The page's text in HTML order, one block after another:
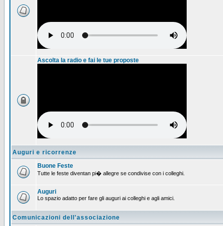
Ascolta la radio e fai le tue proposte
Auguri e ricorrenze
Buone Feste
Tutte le feste diventan pi� allegre se condivise con i colleghi.
Auguri
Lo spazio adatto per fare gli auguri ai colleghi e agli amici.
Comunicazioni dell'associazione